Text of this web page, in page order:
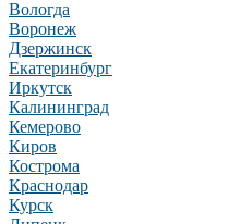
Вологда
Воронеж
Дзержинск
Екатеринбург
Иркутск
Калининград
Кемерово
Киров
Кострома
Краснодар
Курск